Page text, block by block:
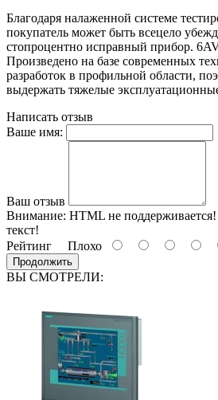
Благодаря налаженной системе
покупатель может быть всецело
стопроцентно исправный прибор.
Произведено на базе современных
разработок в профильной области,
выдержать тяжелые
Написать отзыв
Ваше имя:
Ваш отзыв
Внимание: HTML не
текст!
Рейтинг Плохо
Продолжить
ВЫ СМОТРЕЛИ: